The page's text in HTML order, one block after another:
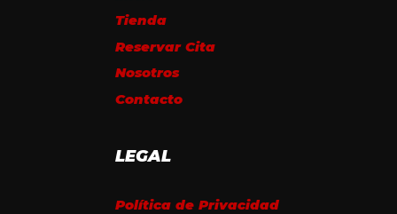
Tienda
Reservar Cita
Nosotros
Contacto
LEGAL
Política de Privacidad